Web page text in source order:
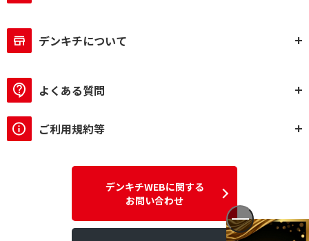
デンキチについて
よくある質問
ご利用規約等
デンキチWEBに関する
お問い合わせ